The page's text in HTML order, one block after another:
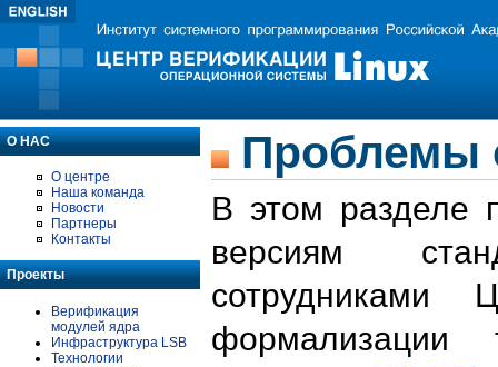
О НАС
О центре
Наша команда
Новости
Партнеры
Контакты
Проекты
Верификация
модулей ядра
Инфраструктура LSB
Технологии
Проблемы
В этом разделе
версиям
формализации